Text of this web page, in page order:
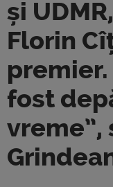
și
Florin
premier.
fost
vreme”,